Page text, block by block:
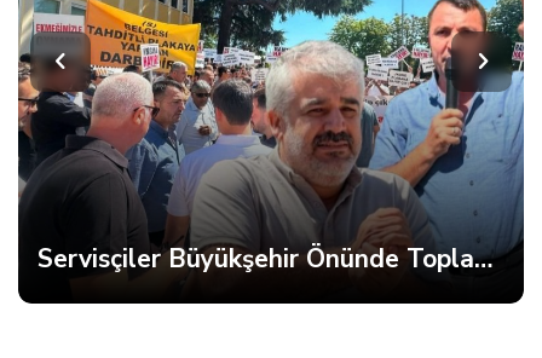
Servisçiler Büyükşehir Önünde Toplandı, Gerginlik Yaşandı